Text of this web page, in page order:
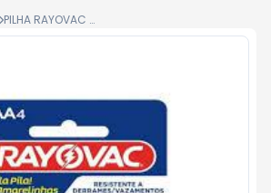
PILHA RAYOVAC AAA 4UN